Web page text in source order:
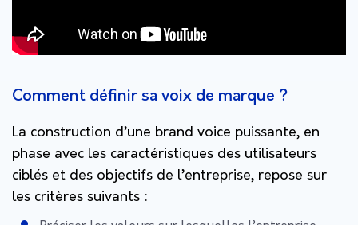
Comment définir sa voix de marque ?
La construction d’une brand voice puissante, en
phase avec les caractéristiques des utilisateurs
ciblés et des objectifs de l’entreprise, repose sur
les critères suivants :